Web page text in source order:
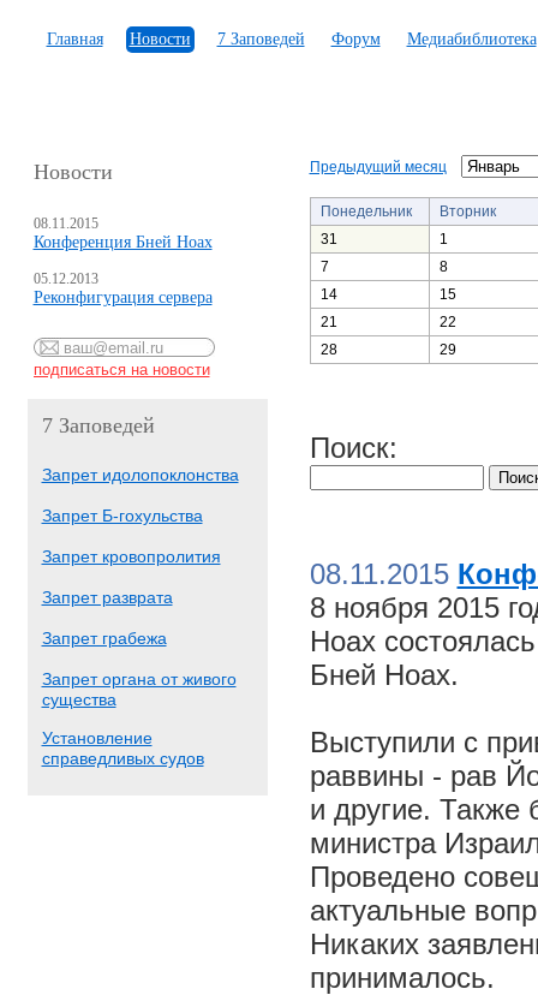
Главная Новости 7 Заповедей Форум Медиабиблиотека
Новости
08.11.2015
Конференция Бней Ноах
05.12.2013
Реконфигурация сервера
7 Заповедей
Запрет идолопоклонства
Запрет Б-гохульства
Запрет кровопролития
Запрет разврата
Запрет грабежа
Запрет органа от живого
существа
Установление
справедливых судов
Предыдущий месяц
Понедельник
Вторник
31
1
7
8
14
15
21
22
28
29
Поиск:
08.11.2015
8 ноября 2015
Ноах
Бней Ноах.
Выступили с
раввины - рав
и другие. Также
министра
Проведено
актуальные
Никаких
принималось.